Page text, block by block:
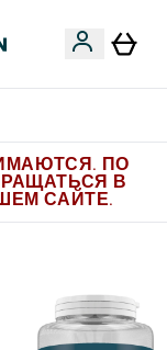
ПО
В
САЙТЕ.